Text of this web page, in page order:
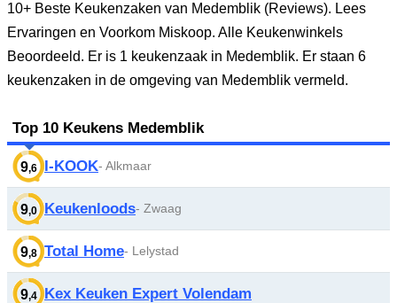
10+ Beste Keukenzaken van Medemblik (Reviews). Lees
Ervaringen en Voorkom Miskoop. Alle Keukenwinkels
Beoordeeld. Er is 1 keukenzaak in Medemblik. Er staan 6
keukenzaken in de omgeving van Medemblik vermeld.
Top 10 Keukens Medemblik
9,6 I-KOOK- Alkmaar
9,0 Keukenloods- Zwaag
9,8 Total Home- Lelystad
9,4 Kex Keuken Expert Volendam